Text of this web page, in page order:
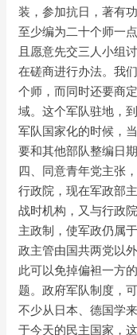
装，参加抗日，著有
至少编为二十个师一
且愿意先交三人小组
在磋商进行办法。我
个师，而同时还要商
域。这个军队驻地，
军队国家化的时候，
要和其他部队整编日
四、同意青年党主张
行政院，现在军政部
战时机构，又与行政
主政制，使军政仍属
政主管由国共两党以
此可以免掉偏袒一方
题。政府军队制度，
不少从日本、德国学
于今天的民主国家，